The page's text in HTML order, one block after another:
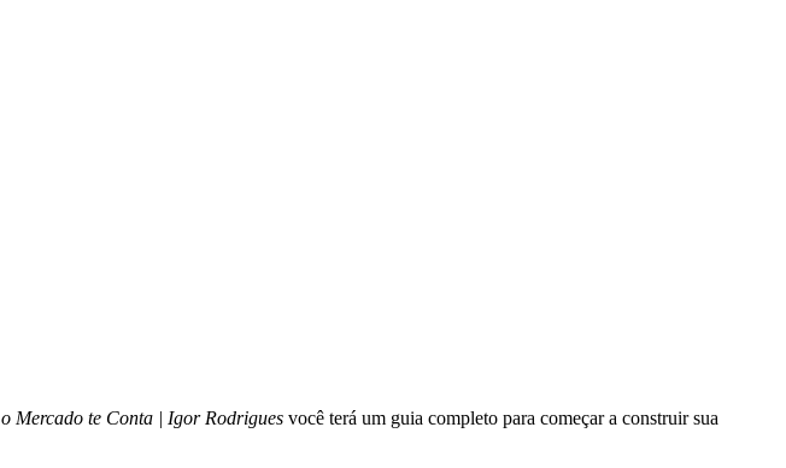
Mercado te Conta | Igor Rodrigues você terá um guia completo para começar a construir sua